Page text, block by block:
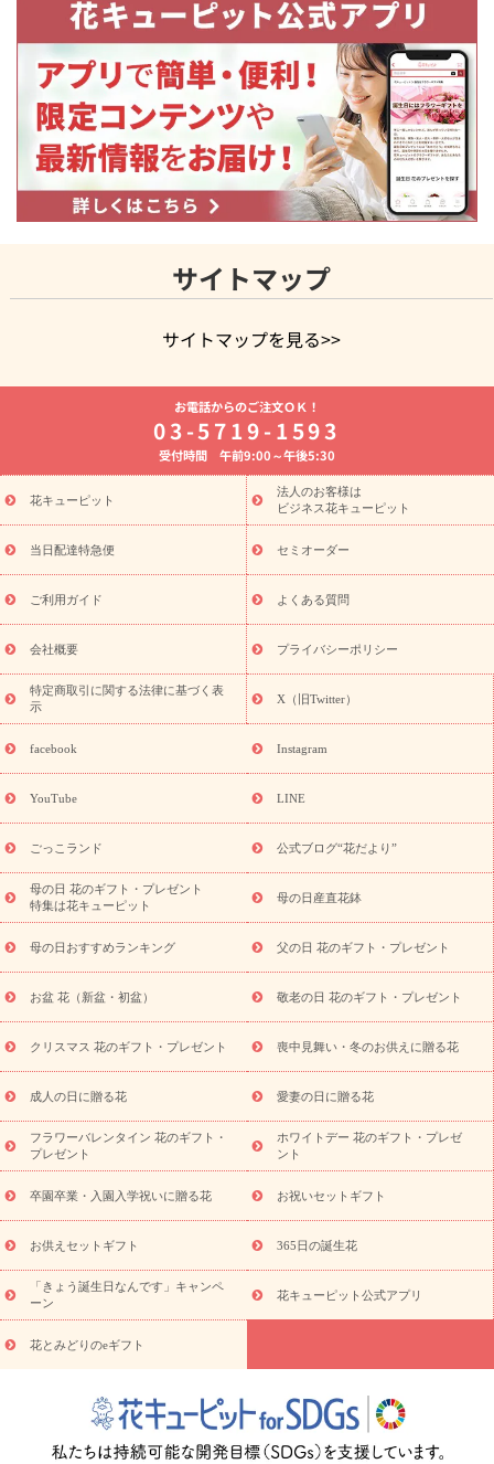
サイトマップ
サイトマップを見る>>
よく贈られる花
お祝いの花特集
誕生日フラワーギフト特集
8月の誕生花(トルコキキョウ)
開店・開業祝い
お供え・お悔やみ お供え・お悔やみの花
通夜・葬儀に贈る花 胡蝶蘭・花鉢
ーブドフラワー
季節のイベント
ひまわり ギフト・プレゼント
特集
お盆 花（新盆・初盆） 季節のイベント
お盆 花（新
盆・初盆）
お盆 花（新盆・初盆）
お盆・お供え 花とセットギ
フト
お盆・お供え プリザーブドフラワー
ひまわり ギフト・プ
レゼント特集
夏の花贈り・お中元・暑中見舞い 花のギフト特集
敬老の日におくる花ギフト・プレゼント特集
花ギフト・プレゼント特集
敬老の日 花のおすすめランキング
敬
老の日 花鉢植えのギフト・プレゼント特集
敬老の日 花とセットギ
フト・プレゼント特集
敬老の日の花 全てのギフト一覧
キャン
ペーン
映画『ウォーターガーディアンズ』コラボキャンペーン
「きょう誕生日なんです」キャンペーン
誕生日の花を探す
誕生日フラワーギフト 誕生日フラワーギフト特集
(トルコキキョウ)
9月の誕生花(リンドウ)
ら探す
お祝いの花特集 当日配達特急便 お祝い商品一覧
念日
結婚祝い 出産祝い 退院祝い・快気祝い
寿祝い
プチギフト ペットのお祝いフラワー
お供え・お悔やみの花
四十九日法要以降に贈る花
通夜・葬儀
ワー
ペットのお供えフラワー お盆（新盆・初盆）
その他
お祝い返し
お見舞い お取り寄せギフト ビジネス用
ご自宅
用
観葉植物 ミディ胡蝶蘭 プリザーブドフラワー
スタイル
から探す
え・お悔やみ
胡蝶蘭・花鉢
ミディ胡蝶蘭・お祝い
ミディ胡蝶蘭・お供え
世界初の青色胡蝶蘭 観葉植物
観葉植
物
産直多肉植物 プリザーブドフラワー お祝い
お供え・お
悔やみ
花とセットギフト セミオーダー
プチギフト
（hanamore -ハナモア-）
花とみどりのeギフト
トのeGfit
カラー ピンク イエローオレンジ レッド
お花の
種類
バラ ユリ トルコキキョウ 予算から探す
お祝い・3000円～ お祝い・4000円～ お祝い・5000円～
お
祝い・7000円～ お祝い・10000円～ お供え・お悔やみ
え・お悔やみ・3000円～ お供え・お悔やみ・5000円～
お供
え・お悔やみ・7000円～
注目されている記事 365日の誕生花カレンダー
いのマナー
定年退職祝いのマナー
お祝いを贈るときのマナー・
花キューピットのお祝いコラム一覧
誕生日のお花を「色
お電話からのご注文ＯＫ！
03-5719-1593
受付時間 午前9:00～午後5:30
花キューピット
法人のお客様は
ビジネス花キューピット
当日配達特急便 セミオーダー
ご利用ガイド よくある質問
会社概要 プライバシーポリシー
特定商取引に関する法律に基づく表
示
X（旧Twitter）
facebook Instagram
YouTube LINE
ごっこランド 公式ブログ“花だより”
母の日 花のギフト・プレゼント
特集は花キューピット
母の日産直花鉢
母の日おすすめランキング 父の日 花のギフト・プレゼント
お盆 花（新盆・初盆） 敬老の日 花のギフト・プレゼント
クリスマス 花のギフト・プレゼント 喪中見舞い・冬のお供えに贈る花
成人の日に贈る花 愛妻の日に贈る花
フラワーバレンタイン 花のギフト・
プレゼント
ホワイトデー 花のギフト・プレゼ
ント
卒園卒業・入園入学祝いに贈る花 お祝いセットギフト
お供えセットギフト 365日の誕生花
「きょう誕生日なんです」キャンペ
ーン
花キューピット公式アプリ
花とみどりのeギフト